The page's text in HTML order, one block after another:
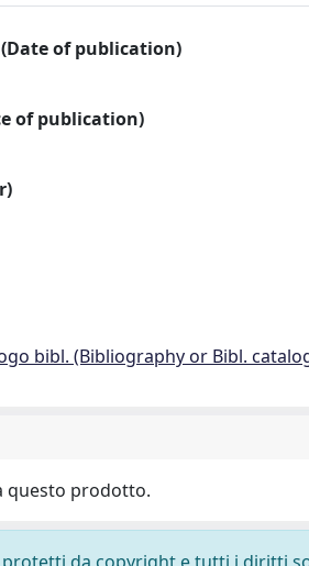
of publication)
of publication)
bibl. (Bibliography or Bibl.
questo prodotto.